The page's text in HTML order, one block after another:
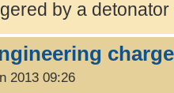
by a
charge
2013 09:26